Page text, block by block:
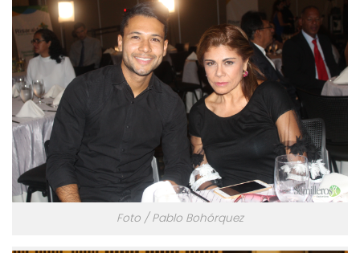
Foto / Pablo Bohórquez